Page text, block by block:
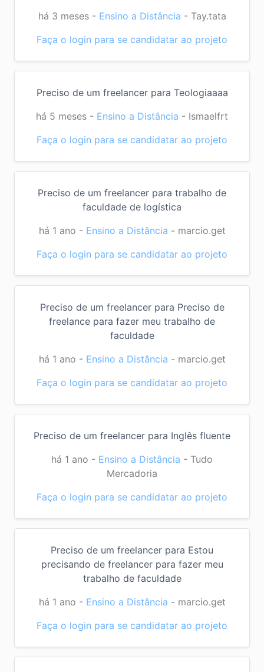
há 3 meses- Ensino a Distância - Tay.tata
Faça o login para se candidatar ao projeto
Preciso de um freelancer para Teologiaaaa
há 5 meses - Ensino a Distância - Ismaelfrt
Faça o login para se candidatar ao projeto
Preciso de um freelancer para trabalho de
faculdade de logística
há 1 ano - Ensino a Distância - marcio.get
Faça o login para se candidatar ao projeto
Preciso de um freelancer para Preciso de
freelance para fazer meu trabalho de
faculdade
há 1 ano - Ensino a Distância - marcio.get
Faça o login para se candidatar ao projeto
Preciso de um freelancer para Inglês fluente
há 1 ano - Ensino a Distância - Tudo
Mercadoria
Faça o login para se candidatar ao projeto
Preciso de um freelancer para Estou
precisando de freelancer para fazer meu
trabalho de faculdade
há 1 ano - Ensino a Distância - marcio.get
Faça o login para se candidatar ao projeto